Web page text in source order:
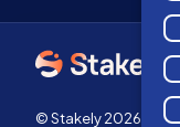
© Stakely 2026 |